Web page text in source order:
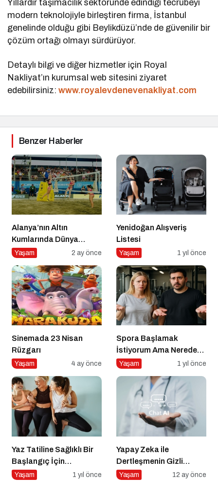
Yıllardır taşımacılık sektöründe edindiği tecrübeyi
modern teknolojiyle birleştiren firma, İstanbul
genelinde olduğu gibi Beylikdüzü’nde de güvenilir bir
çözüm ortağı olmayı sürdürüyor.
Detaylı bilgi ve diğer hizmetler için Royal
Nakliyat’ın kurumsal web sitesini ziyaret
edebilirsiniz:www.royalevdenevenakliyat.com
Benzer Haberler
Alanya’nın Altın
Kumlarında Dünya
Sahnesi
Yaşam 2 ay önce
Yenidoğan Alışveriş
Listesi
Yaşam 1 yıl önce
Sinemada 23 Nisan
Rüzgarı
Yaşam 4 ay önce
Spora Başlamak
İstiyorum Ama Nereden
Başlayacağımı
Yaşam 1 yıl önce
Yaz Tatiline Sağlıklı Bir
Başlangıç İçin
Beslenme
Yaşam 1 yıl önce
Yapay Zeka ile
Dertleşmenin Gizli
Tehlikeleri
Yaşam 12 ay önce